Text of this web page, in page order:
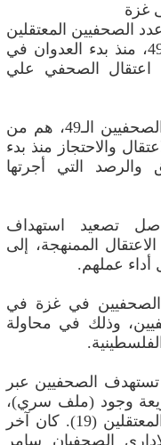
الصحفيين المعتقلين
في سجون الاحتلال الإسرائيلي إلى 49، منذ بدء العدوان في
وذلك بعد اعتقال الصحفي علي
وقال النادي في بيان، أن المعتقلين الصحفيين الـ49، هم من
والاحتجاز منذ بدء
والرصد التي أجرتها
تصعيد استهداف
الممنهجة، إلى
أداء عملهم.
الصحفيين في غزة في
وذلك في محاولة
الصحفيين عبر
وجود (ملف سري)،
وعددهم من بين إجمالي الصحفيين المعتقلين (19). كان آخر
الصحفيان سامر